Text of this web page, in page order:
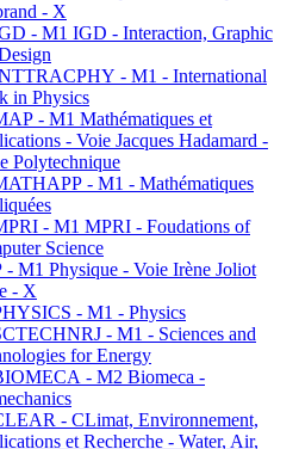
- X
- M1 IGD - Interaction, Graphic
- M1 - International
in Physics
- M1 Mathématiques et
- Voie Jacques Hadamard -
Polytechnique
- M1 - Mathématiques
- M1 MPRI - Foudations of
Science
- M1 Physique - Voie Irène Joliot
- X
- M1 - Physics
- M1 - Sciences and
for Energy
- M2 Biomeca -
- CLimat, Environnement,
et Recherche - Water, Air,